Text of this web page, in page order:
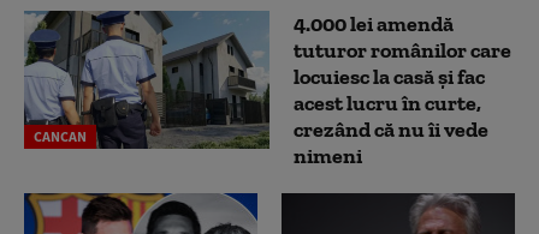
CANCAN
4.000 lei amendă
tuturor românilor care
locuiesc la casă și fac
acest lucru în curte,
crezând că nu îi vede
nimeni